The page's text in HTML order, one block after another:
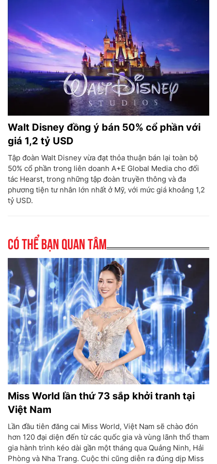
Walt Disney đồng ý bán 50% cổ phần với
giá 1,2 tỷ USD
Tập đoàn Walt Disney vừa đạt thỏa thuận bán lại toàn bộ
50% cổ phần trong liên doanh A+E Global Media cho đối
tác Hearst, trong những tập đoàn truyền thông và đa
phương tiện tư nhân lớn nhất ở Mỹ, với mức giá khoảng 1,2
tỷ USD.
Có thể bạn quan tâm
Miss World lần thứ 73 sắp khởi tranh tại
Việt Nam
Lần đầu tiên đăng cai Miss World, Việt Nam sẽ chào đón
hơn 120 đại diện đến từ các quốc gia và vùng lãnh thổ tham
gia hành trình kéo dài gần một tháng qua Quảng Ninh, Hải
Phòng và Nha Trang. Cuộc thi cũng diễn ra đúng dịp Miss